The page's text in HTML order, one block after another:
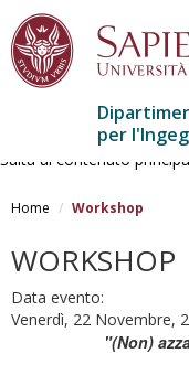
Salta al contenuto
per
Home Workshop
WORKSHOP
Data evento:
Venerdì, 22 Novembre,
"(Non)